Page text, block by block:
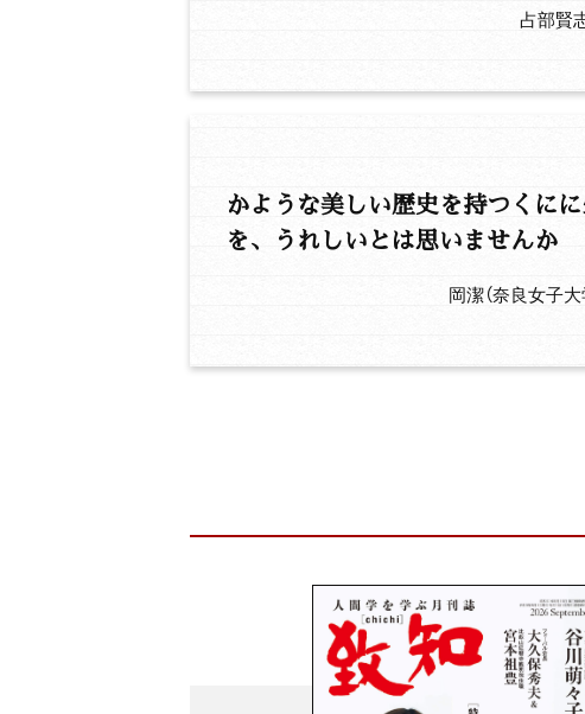
占部賢
かような美しい歴史を持つくに
を、うれしいとは思いませんか
岡潔（奈良女子